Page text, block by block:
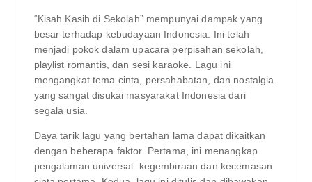
“Kisah Kasih di Sekolah” mempunyai dampak yang
besar terhadap kebudayaan Indonesia. Ini telah
menjadi pokok dalam upacara perpisahan sekolah,
playlist romantis, dan sesi karaoke. Lagu ini
mengangkat tema cinta, persahabatan, dan nostalgia
yang sangat disukai masyarakat Indonesia dari
segala usia.
Daya tarik lagu yang bertahan lama dapat dikaitkan
dengan beberapa faktor. Pertama, ini menangkap
pengalaman universal: kegembiraan dan kecemasan